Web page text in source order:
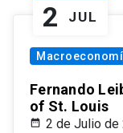
2 JUL
Fernando
of St. Louis
2 de Julio de